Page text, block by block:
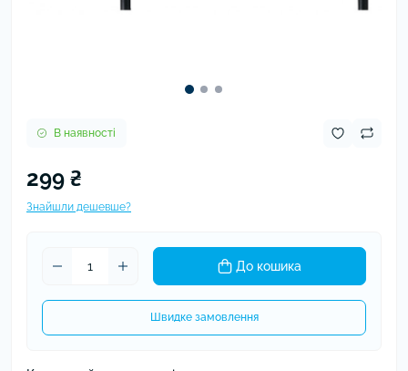
В наявності
299 ₴
Знайшли дешевше?
До кошика
Швидке замовлення